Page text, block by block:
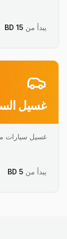
يبدأ من BD 15
غسيل
غسيل سيارات
يبدأ من BD 5